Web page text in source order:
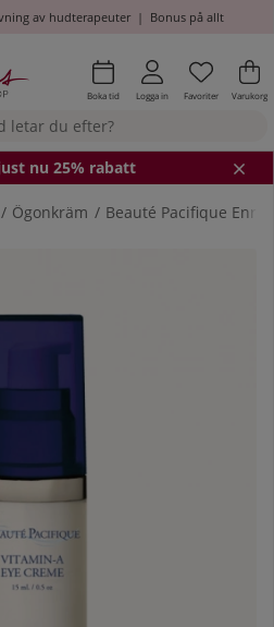
av hudterapeuter| Bonus på allt
Boka tid Logga in Antal i
.
Favoriter .
Varukorg
nu 25% rabatt
Ögonkräm Beauté Pacifique